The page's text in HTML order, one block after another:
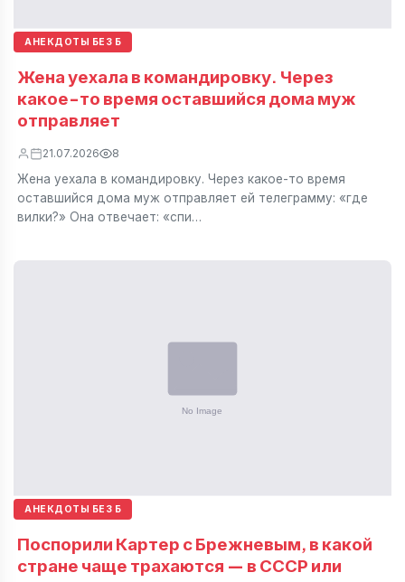
АНЕКДОТЫ БЕЗ Б
Жена уехала в командировку. Через
какое-то время оставшийся дома муж
отправляет
21.07.2026 8
Жена уехала в командировку. Через какое-то время
оставшийся дома муж отправляет ей телеграмму: «где
вилки?» Она отвечает: «спи…
АНЕКДОТЫ БЕЗ Б
Поспорили Картер с Брежневым, в какой
стране чаще трахаются — в СССР или